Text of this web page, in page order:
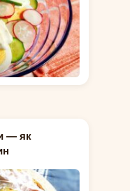
— як